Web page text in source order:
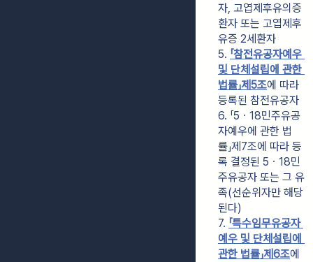
자, 고엽제후유의증
환자 또는 고엽제후
유증 2세환자
5. 「참전유공자예우
및 단체설립에 관한
법률」제5조에 따라
등록된 참전유공자
6. 「5ㆍ18민주유공
자예우에 관한 법
률」제7조에 따라 등
록 결정된 5ㆍ18민
주유공자 또는 그 유
족(선순위자만 해당
된다)
7. 「특수임무유공자
예우 및 단체설립에
관한 법률」제6조에